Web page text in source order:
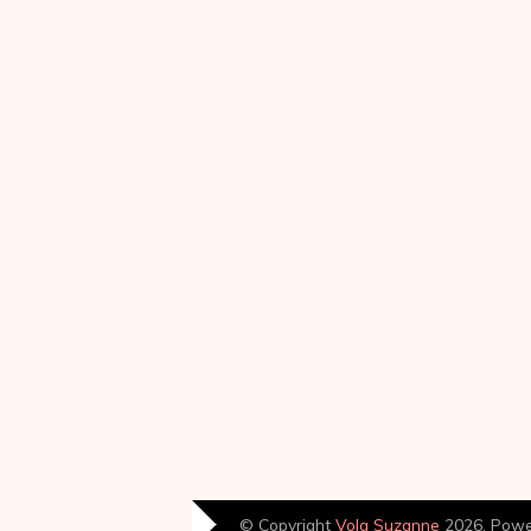
© Copyright Volg Suzanne 2026.